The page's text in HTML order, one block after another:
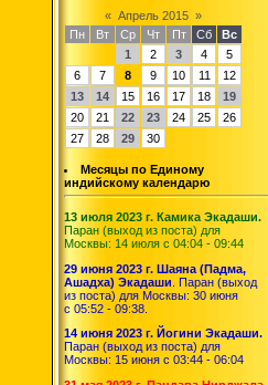
« Апрель 2015 »
Пн
Вт Ср Чт Пт Сб
Вс
1
2 3 4
5
6
7 8 9 10 11
12
13
14 15 16 17 18
19
20
21 22 23 24 25
26
27
28 29 30
Месяцы по Единому
индийскому календарю
13 июля 2023 г. Камика Экадаши.
Паран (выход из поста) для
Москвы: 14 июля с 04:04 - 09:44
29 июня 2023 г. Шаяна (Падма,
Ашадха) Экадаши . Паран (выход
из поста) для Москвы: 30 июня
с 05:52 - 09:38.
14 июня 2023 г. Йогини Экадаши.
Паран (выход из поста) для
Москвы: 15 июня с 03:44 - 06:04